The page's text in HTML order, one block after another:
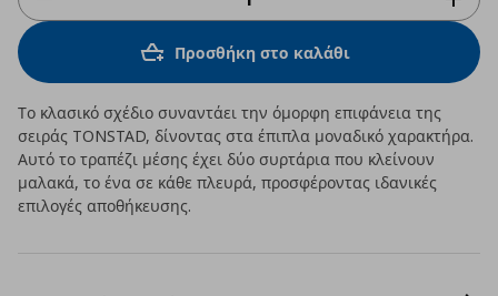
Προσθήκη στο καλάθι
Το κλασικό σχέδιο συναντάει την όμορφη επιφάνεια της
σειράς TONSTAD, δίνοντας στα έπιπλα μοναδικό χαρακτήρα.
Αυτό το τραπέζι μέσης έχει δύο συρτάρια που κλείνουν
μαλακά, το ένα σε κάθε πλευρά, προσφέροντας ιδανικές
επιλογές αποθήκευσης.